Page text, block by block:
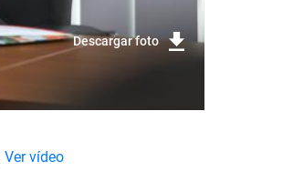
Descargar foto
Ver vídeo